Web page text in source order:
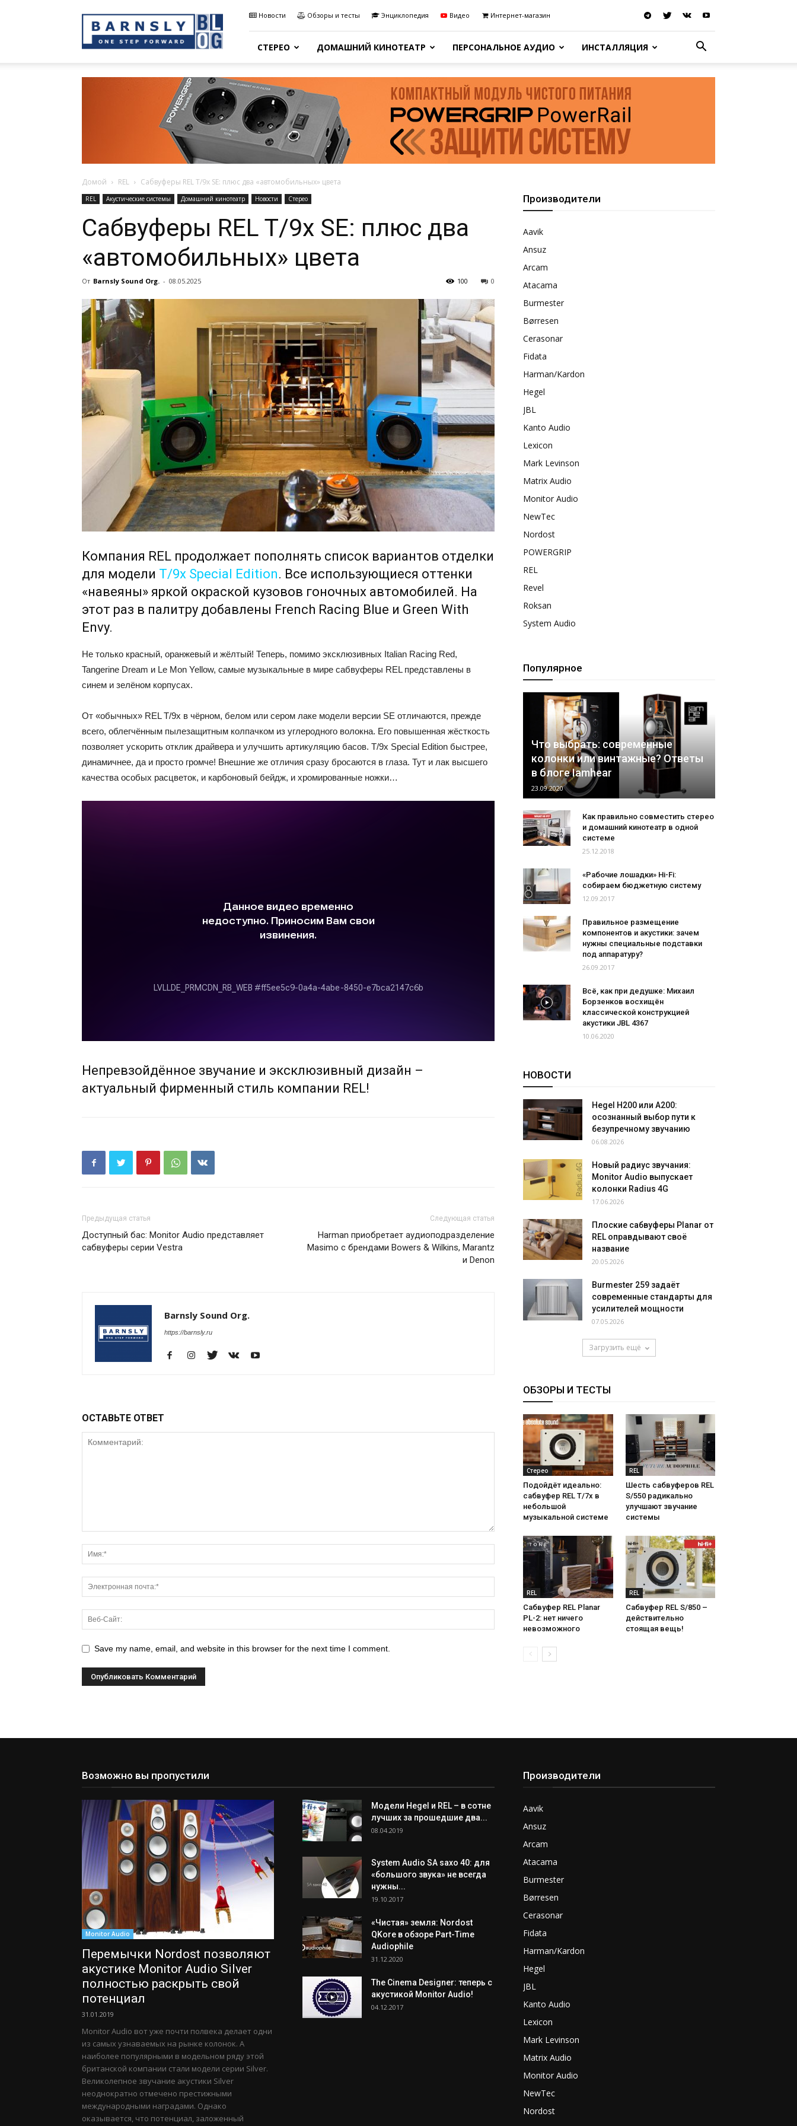
Sound
Blog
Новости Обзоры и тесты Энциклопедия Видео Интернет-магазин
СТЕРЕО ДОМАШНИЙ КИНОТЕАТР ПЕРСОНАЛЬНОЕ АУДИО ИНСТАЛЛЯЦИЯ
Домой REL Сабвуферы REL T/9x SE: плюс два «автомобильных» цвета
REL Акустические системы Домашний кинотеатр Новости Стерео
Сабвуферы REL T/9x SE: плюс два
«автомобильных» цвета
От Barnsly Sound Org. - 08.05.2025 0
100
Компания REL продолжает пополнять список вариантов отделки
для модели T/9x Special Edition. Все использующиеся оттенки
«навеяны» яркой окраской кузовов гоночных автомобилей. На
этот раз в палитру добавлены French Racing Blue и Green With
Envy.
Не только красный, оранжевый и жёлтый! Теперь, помимо эксклюзивных Italian Racing Red,
Tangerine Dream и Le Mon Yellow, самые музыкальные в мире сабвуферы REL представлены в
синем и зелёном корпусах.
От «обычных» REL T/9x в чёрном, белом или сером лаке модели версии SE отличаются, прежде
всего, облегчённым пылезащитным колпачком из углеродного волокна. Его повышенная жёсткость
позволяет ускорить отклик драйвера и улучшить артикуляцию басов. T/9x Special Edition быстрее,
динамичнее, да и просто громче! Внешние же отличия сразу бросаются в глаза. Тут и лак высшего
качества особых расцветок, и карбоновый бейдж, и хромированные ножки…
Непревзойдённое звучание и эксклюзивный дизайн –
актуальный фирменный стиль компании REL!
Предыдущая статья
Доступный бас: Monitor Audio представляет
сабвуферы серии Vestra
Следующая статья
Harman приобретает аудиоподразделение
Masimo с брендами Bowers & Wilkins, Marantz
и Denon
Barnsly Sound Org.
https://barnsly.ru
ОСТАВЬТЕ ОТВЕТ
Save my name, email, and website in this browser for the next time I comment.
Производители
Aavik
Ansuz
Arcam
Atacama
Burmester
Børresen
Cerasonar
Fidata
Harman/Kardon
Hegel
JBL
Kanto Audio
Lexicon
Mark Levinson
Matrix Audio
Monitor Audio
NewTec
Nordost
POWERGRIP
REL
Revel
Roksan
System Audio
Популярное
Что выбрать: современные
колонки или винтажные? Ответы
в блоге Iamhear
23.09.2020
Как правильно совместить стерео
и домашний кинотеатр в одной
системе
25.12.2018
«Рабочие лошадки» Hi-Fi:
собираем бюджетную систему
12.09.2017
Правильное размещение
компонентов и акустики: зачем
нужны специальные подставки
под аппаратуру?
26.09.2017
Всё, как при дедушке: Михаил
Борзенков восхищён
классической конструкцией
акустики JBL 4367
10.06.2020
НОВОСТИ
Hegel H200 или A200:
осознанный выбор пути к
безупречному звучанию
06.08.2026
Новый радиус звучания:
Monitor Audio выпускает
колонки Radius 4G
17.06.2026
Плоские сабвуферы Planar от
REL оправдывают своё
название
20.05.2026
Burmester 259 задаёт
современные стандарты для
усилителей мощности
07.05.2026
Загрузить ещё
ОБЗОРЫ И ТЕСТЫ
Стерео
Подойдёт идеально:
сабвуфер REL T/7x в
небольшой
музыкальной системе
REL
Шесть сабвуферов REL
S/550 радикально
улучшают звучание
системы
REL
Сабвуфер REL Planar
PL-2: нет ничего
невозможного
REL
Сабвуфер REL S/850 –
действительно
стоящая вещь!
Возможно вы пропустили
Monitor Audio
Перемычки Nordost позволяют
акустике Monitor Audio Silver
полностью раскрыть свой
потенциал
31.01.2019
Monitor Audio вот уже почти полвека делает одни
из самых узнаваемых на рынке колонок. А
наиболее популярными в модельном ряду этой
британской компании стали модели серии Silver.
Великолепное звучание акустики Silver
неоднократно отмечено престижными
международными наградами. Однако
оказывается, что потенциал, заложенный
Модели Hegel и REL – в сотне
лучших за прошедшие два...
08.04.2019
System Audio SA saxo 40: для
«большого звука» не всегда
нужны...
19.10.2017
«Чистая» земля: Nordost
QKore в обзоре Part-Time
Audiophile
31.12.2020
The Cinema Designer: теперь с
акустикой Monitor Audio!
04.12.2017
Производители
Aavik
Ansuz
Arcam
Atacama
Burmester
Børresen
Cerasonar
Fidata
Harman/Kardon
Hegel
JBL
Kanto Audio
Lexicon
Mark Levinson
Matrix Audio
Monitor Audio
NewTec
Nordost